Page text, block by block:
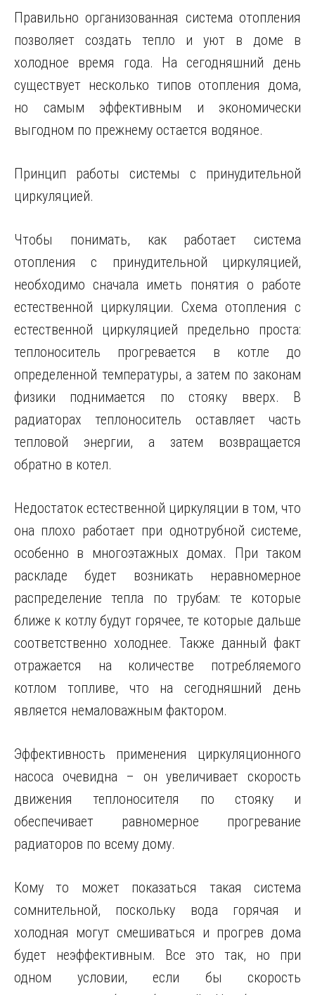
Правильно организованная система отопления
позволяет создать тепло и уют в доме в
холодное время года. На сегодняшний день
существует несколько типов отопления дома,
но самым эффективным и экономически
выгодном по прежнему остается водяное.
Принцип работы системы с принудительной
циркуляцией.
Чтобы понимать, как работает система
отопления с принудительной циркуляцией,
необходимо сначала иметь понятия о работе
естественной циркуляции. Схема отопления с
естественной циркуляцией предельно проста:
теплоноситель прогревается в котле до
определенной температуры, а затем по законам
физики поднимается по стояку вверх. В
радиаторах теплоноситель оставляет часть
тепловой энергии, а затем возвращается
обратно в котел.
Недостаток естественной циркуляции в том, что
она плохо работает при однотрубной системе,
особенно в многоэтажных домах. При таком
раскладе будет возникать неравномерное
распределение тепла по трубам: те которые
ближе к котлу будут горячее, те которые дальше
соответственно холоднее. Также данный факт
отражается на количестве потребляемого
котлом топливе, что на сегодняшний день
является немаловажным фактором.
Эффективность применения циркуляционного
насоса очевидна – он увеличивает скорость
движения теплоносителя по стояку и
обеспечивает равномерное прогревание
радиаторов по всему дому.
Кому то может показаться такая система
сомнительной, поскольку вода горячая и
холодная могут смешиваться и прогрев дома
будет неэффективным. Все это так, но при
одном условии, если бы скорость